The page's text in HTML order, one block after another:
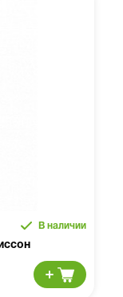
В наличии